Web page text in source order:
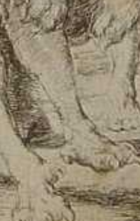
sobre ell. No se
destinats a
la coneguda
escoge en lo universal
y
dispuesta,
servil”.
un il·lustrat del
polítics i clericals
Desengaño, nº 1,